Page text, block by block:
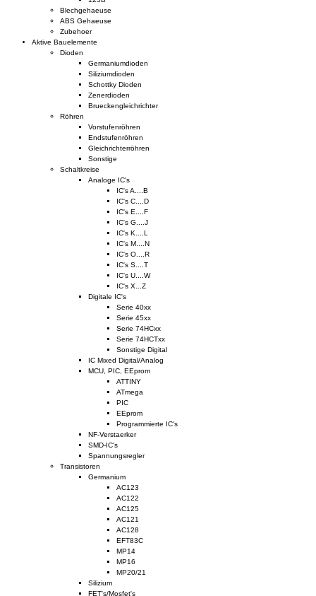
Blechgehaeuse
ABS Gehaeuse
Zubehoer
Aktive Bauelemente
Dioden
Germaniumdioden
Siliziumdioden
Schottky Dioden
Zenerdioden
Brueckengleichrichter
Röhren
Vorstufenröhren
Endstufenröhren
Gleichrichterröhren
Sonstige
Schaltkreise
Analoge IC's
IC's A....B
IC's C....D
IC's E....F
IC's G....J
IC's K....L
IC's M....N
IC's O....R
IC's S....T
IC's U....W
IC's X...Z
Digitale IC's
Serie 40xx
Serie 45xx
Serie 74HCxx
Serie 74HCTxx
Sonstige Digital
IC Mixed Digital/Analog
MCU, PIC, EEprom
ATTINY
ATmega
PIC
EEprom
Programmierte IC's
NF-Verstaerker
SMD-IC's
Spannungsregler
Transistoren
Germanium
AC123
AC122
AC125
AC121
AC128
EFT83C
MP14
MP16
MP20/21
Silizium
FET's/Mosfet's